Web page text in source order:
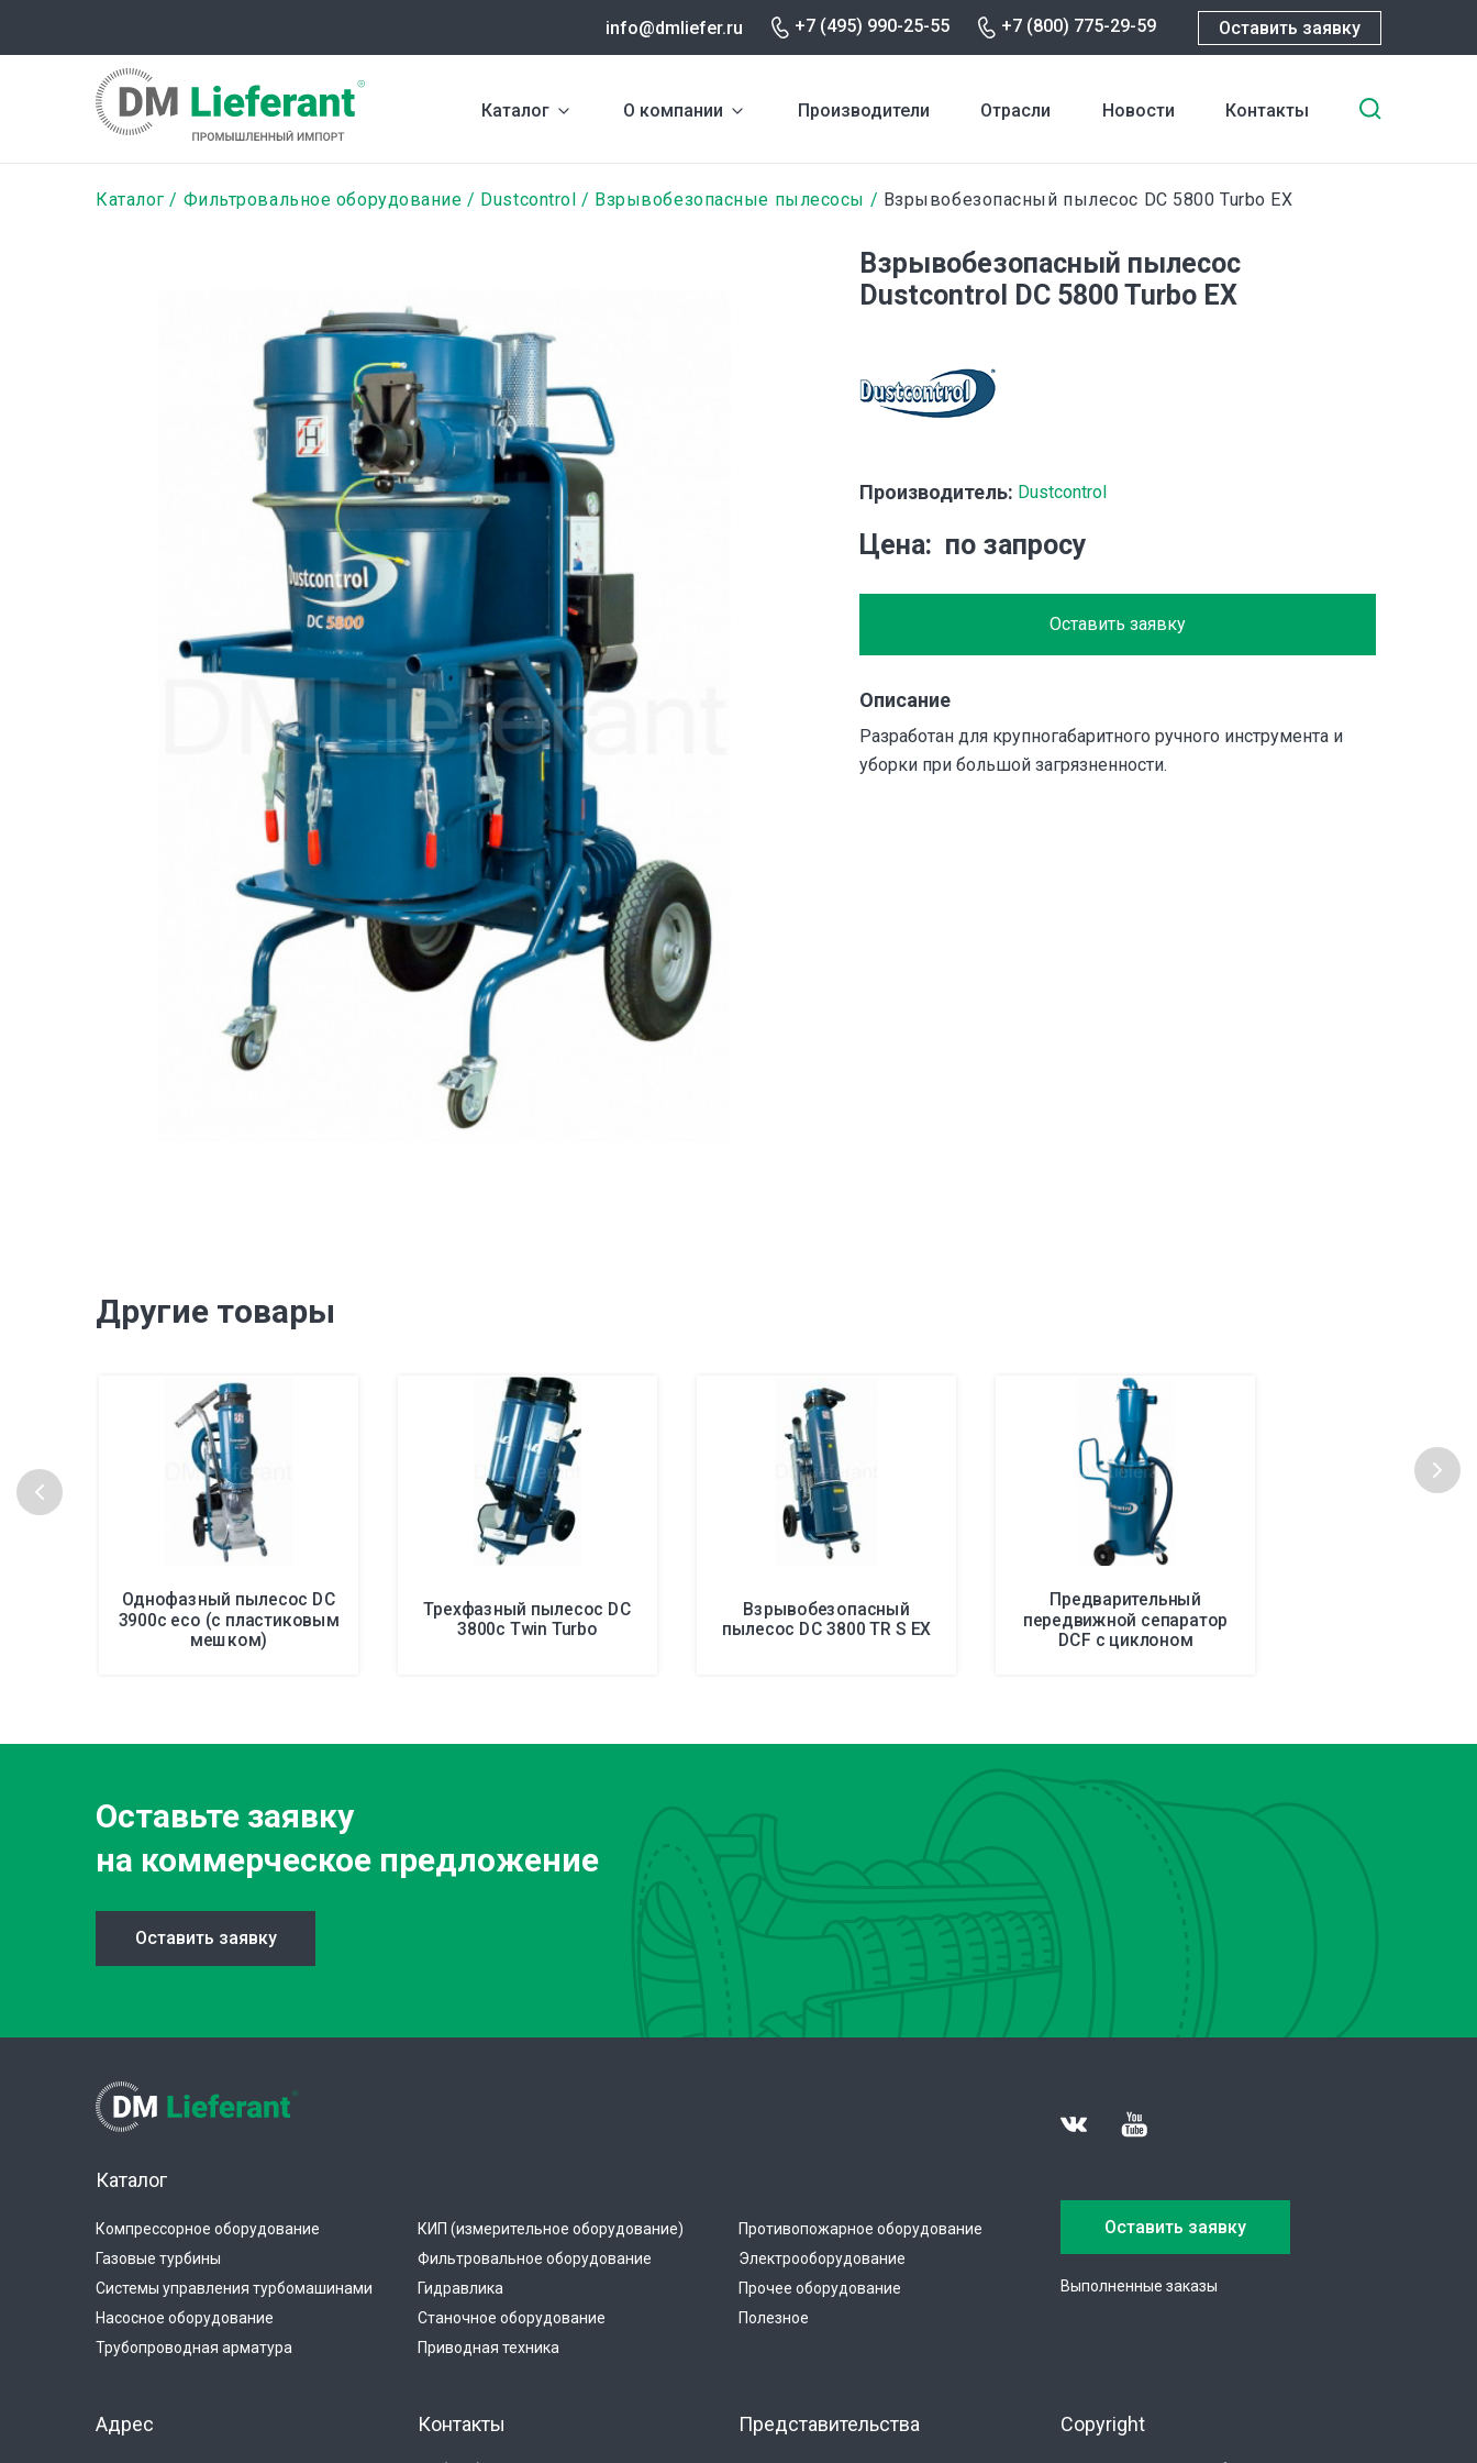
содержанию
info@dmliefer.ru +7 (495) 990-25-55 +7 (800) 775-29-59 Оставить заявку
Каталог О компании Производители Отрасли Новости Контакты
Строка
Каталог Фильтровальное оборудование Dustcontrol Взрывобезопасные пылесосы Взрывобезопасный пылесос DC 5800 Turbo EX
Взрывобезопасный пылесос
Dustcontrol DC 5800 Turbo EX
Производитель: Dustcontrol
Цена по запросу
Оставить заявку
Описание
Разработан для крупногабаритного ручного инструмента и
уборки при большой загрязненности.
Другие товары
Однофазный пылесос DC
3900c eco (с пластиковым
мешком)
Трехфазный пылесос DC
3800c Twin Turbo
Взрывобезопасный
пылесос DC 3800 TR S EX
Предварительный
передвижной сепаратор
DCF с циклоном
Оставьте заявку
на коммерческое предложение
Оставить заявку
Каталог
Компрессорное оборудование
Газовые турбины
Системы управления турбомашинами
Насосное оборудование
Трубопроводная арматура
КИП (измерительное оборудование)
Фильтровальное оборудование
Гидравлика
Станочное оборудование
Приводная техника
Противопожарное оборудование
Электрооборудование
Прочее оборудование
Полезное
Оставить заявку
Выполненные заказы
Адрес Контакты Представительства Copyright